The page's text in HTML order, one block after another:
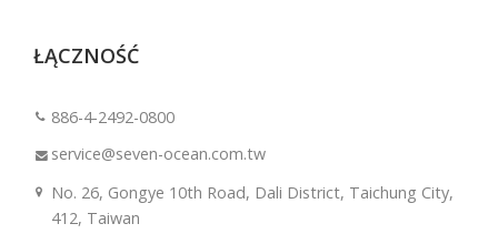
ŁĄCZNOŚĆ
886-4-2492-0800
service@seven-ocean.com.tw
No. 26, Gongye 10th Road, Dali District, Taichung City,
412, Taiwan